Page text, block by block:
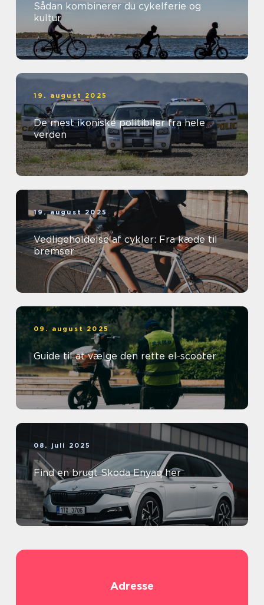
Sådan kombinerer du cykelferie og
kultur
19. august 2025
De mest ikoniske politibiler fra hele
verden
19. august 2025
Vedligeholdelse af cykler: Fra kæde til
bremser
09. august 2025
Guide til at vælge den rette el-scooter
08. juli 2025
Find en brugt Skoda Enyaq her
Adresse